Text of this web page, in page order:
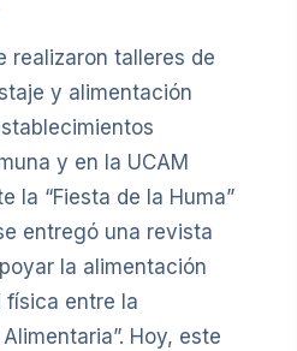
realizaron talleres de
y alimentación
y en la UCAM
la “Fiesta de la Huma”
entregó una revista
la alimentación
física entre la
Hoy, este